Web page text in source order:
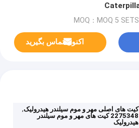
MOQ：MOQ 5 SETS
اکنون تماس بگیرید
کیت های اصلی مهر و موم سیلندر هیدرولیک,
2275348 کیت های مهر و موم سیلندر
هیدرولیک